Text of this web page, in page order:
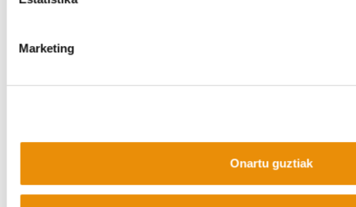
Marketing
Onartu guztiak
WEB MAPA
IRISGARRITASUNA KONTAKTUA
Manu Robles-Arangiz Institutua Fundazioa
Telf. +34 94 403 77 99